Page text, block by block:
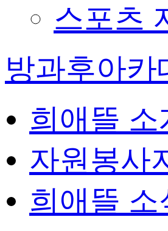
스포츠
방과후아카
희애뜰 소
자원봉사
희애뜰 소